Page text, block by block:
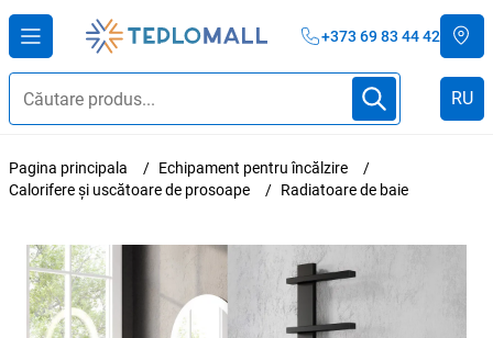
+373 69 83 44 42
RU
Pagina principala
Echipament pentru încălzire
Calorifere și uscătoare de prosoape
Radiatoare de baie